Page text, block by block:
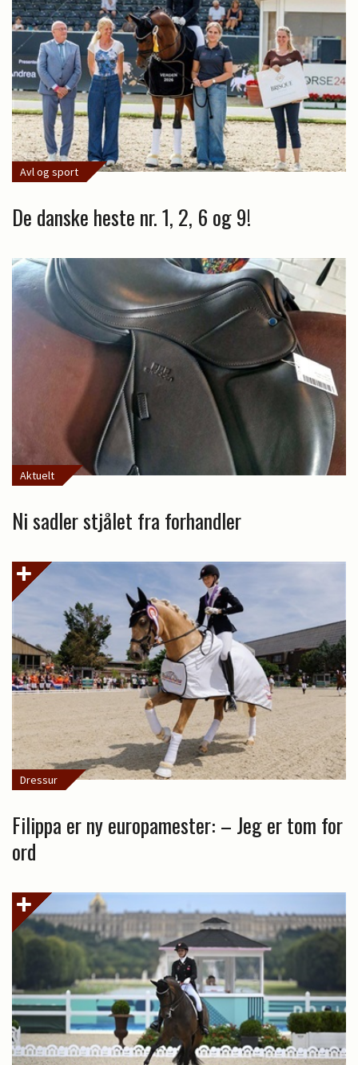
Avl og sport
De danske heste nr. 1, 2, 6 og 9!
Aktuelt
Ni sadler stjålet fra forhandler
Dressur
Filippa er ny europamester: – Jeg er tom for
ord